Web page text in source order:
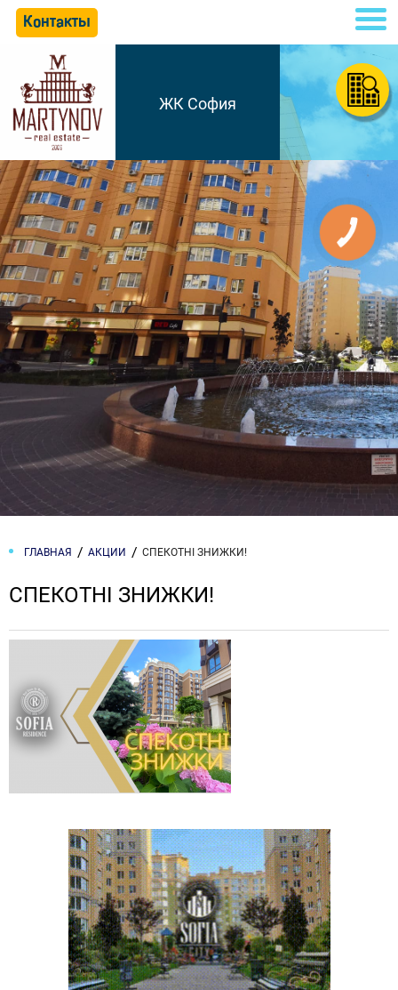
Контакты
ЖК София
ГЛАВНАЯ АКЦИИ СПЕКОТНІ ЗНИЖКИ!
СПЕКОТНІ ЗНИЖКИ!
КНОПКА
СВЯЗИ